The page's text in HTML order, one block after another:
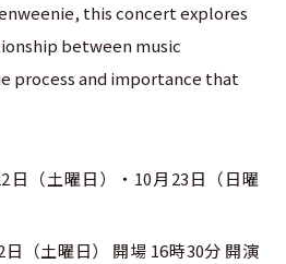
this concert explores
between music
process and importance that
日（土曜日）・10月23日（日曜
日（土曜日） 開場 16時30分 開演